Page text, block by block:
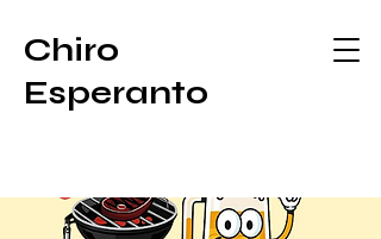
Chiro
Esperanto